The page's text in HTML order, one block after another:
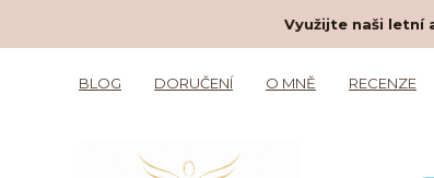
Využijte naši letní
BLOG DORUČENÍ O MNĚ RECENZE